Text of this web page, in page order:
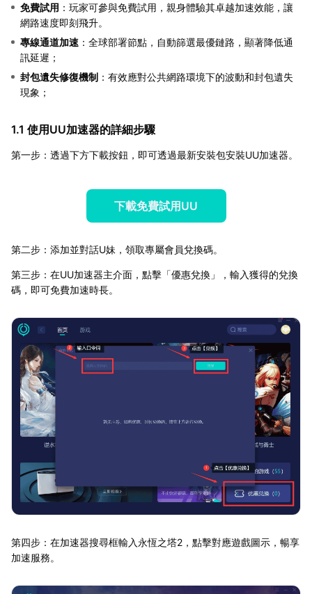
免費試用 ：玩家可參與免費試用，親身體驗其卓越加速效能，讓
網路速度即刻飛升。
專線通道加速 ：全球部署節點，自動篩選最優鏈路，顯著降低通
訊延遲；
封包遺失修復機制 ：有效應對公共網路環境下的波動和封包遺失
現象；
1.1 使用UU加速器的詳細步驟
第一步：透過下方下載按鈕，即可透過最新安裝包安裝UU加速器。
下載免費試用UU
第二步：添加並對話U妹，領取專屬會員兌換碼。
第三步：在UU加速器主介面，點擊「優惠兌換」，輸入獲得的兌換
碼，即可免費加速時長。
第四步：在加速器搜尋框輸入永恆之塔2，點擊對應遊戲圖示，暢享
加速服務。